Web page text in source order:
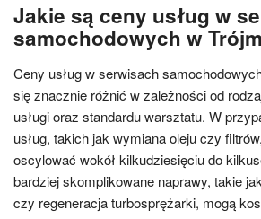
Jakie są ceny usług w
samochodowych w
Ceny usług w serwisach
się znacznie różnić w zależności od
usługi oraz standardu warsztatu. W
usług, takich jak wymiana oleju czy
oscylować wokół kilkudziesięciu do
bardziej skomplikowane naprawy, takie
czy regeneracja turbosprężarki, mogą